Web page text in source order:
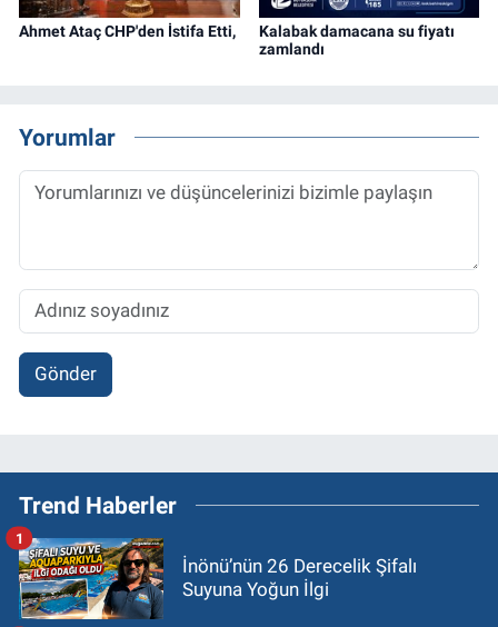
Ahmet Ataç CHP'den İstifa Etti,
Kalabak damacana su fiyatı
zamlandı
Yorumlar
Gönder
Trend Haberler
İnönü’nün 26 Derecelik Şifalı
Suyuna Yoğun İlgi
1